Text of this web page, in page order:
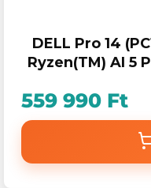
DELL Pro 14
Ryzen(TM) AI 5
559 990 Ft